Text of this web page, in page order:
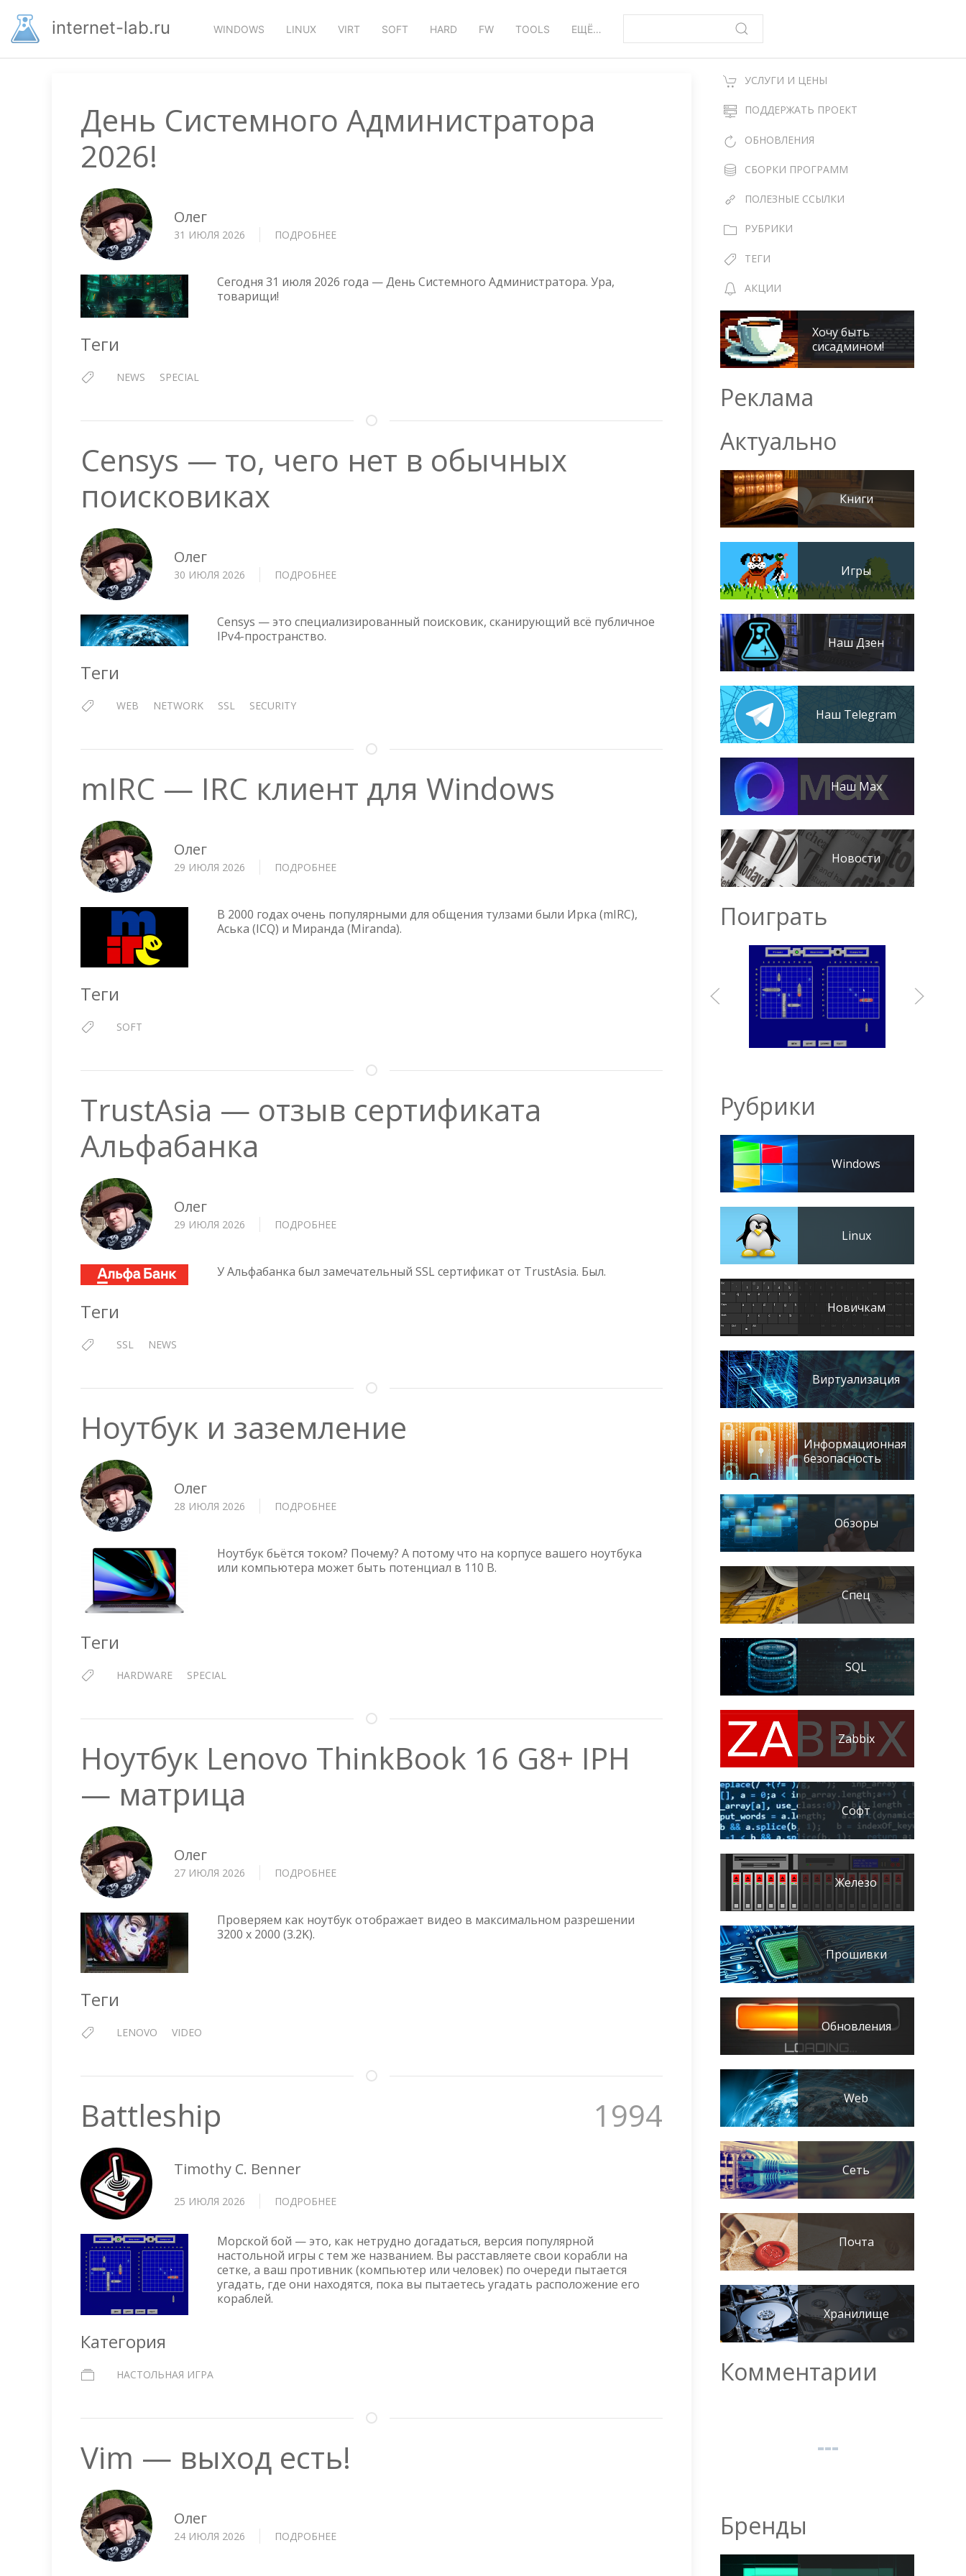
основномуinternet-lab.ru WINDOWS LINUX VIRT SOFT HARD FW TOOLS ЕЩЁ…
День Системного Администратора
2026!
Олег
31 ИЮЛЯ 2026 ПОДРОБНЕЕ
АДМИНИСТРАТОРА
Сегодня 31 июля 2026 года — День Системного Администратора. Ура,
товарищи!
Теги
NEWS SPECIAL
Censys — то, чего нет в обычных
поисковиках
Олег
30 ИЮЛЯ 2026 ПОДРОБНЕЕ
ТО,
Censys — это специализированный поисковик, сканирующий всё публичное
IPv4-пространство.
Теги
WEB NETWORK SSL SECURITY
mIRC — IRC клиент для Windows
Олег
29 ИЮЛЯ 2026 ПОДРОБНЕЕ
IRC
КЛИЕНТ
В 2000 годах очень популярными для общения тулзами были Ирка (mIRC),
Аська (ICQ) и Миранда (Miranda).
Теги
SOFT
TrustAsia — отзыв сертификата
Альфабанка
Олег
29 ИЮЛЯ 2026 ПОДРОБНЕЕ
ОТЗЫВ
У Альфабанка был замечательный SSL сертификат от TrustAsia. Был.
Теги
SSL NEWS
Ноутбук и заземление
Олег
28 ИЮЛЯ 2026 ПОДРОБНЕЕ
ЗАЗЕМЛЕНИЕ
Ноутбук бьётся током? Почему? А потому что на корпусе вашего ноутбука
или компьютера может быть потенциал в 110 В.
Теги
HARDWARE SPECIAL
Ноутбук Lenovo ThinkBook 16 G8+ IPH
— матрица
Олег
27 ИЮЛЯ 2026 ПОДРОБНЕЕ
THINKBOOK
Проверяем как ноутбук отображает видео в максимальном разрешении
3200 x 2000 (3.2K).
Теги
LENOVO VIDEO
Battleship 1994
Timothy C. Benner
25 ИЮЛЯ 2026 ПОДРОБНЕЕ
Морской бой — это, как нетрудно догадаться, версия популярной
настольной игры с тем же названием. Вы расставляете свои корабли на
сетке, а ваш противник (компьютер или человек) по очереди пытается
угадать, где они находятся, пока вы пытаетесь угадать расположение его
кораблей.
Категория
НАСТОЛЬНАЯ ИГРА
Vim — выход есть!
Олег
24 ИЮЛЯ 2026 ПОДРОБНЕЕ
УСЛУГИ И ЦЕНЫ
ПОДДЕРЖАТЬ ПРОЕКТ
ОБНОВЛЕНИЯ
СБОРКИ ПРОГРАММ
ПОЛЕЗНЫЕ ССЫЛКИ
РУБРИКИ
ТЕГИ
АКЦИИ
Хочу быть
сисадмином!
Реклама
Актуально
Книги
Игры
Наш Дзен
Наш Telegram
Наш Max
Новости
Поиграть
Рубрики
Windows
Linux
Новичкам
Виртуализация
Информационная
безопасность
Обзоры
Спец
SQL
Zabbix
Софт
Железо
Прошивки
Обновления
Web
Сеть
Почта
Хранилище
Комментарии
Бренды